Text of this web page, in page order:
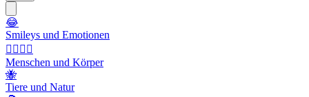
😂
Smileys und Emotionen
👩‍❤️‍💋‍👨
Menschen und Körper
🐝
Tiere und Natur